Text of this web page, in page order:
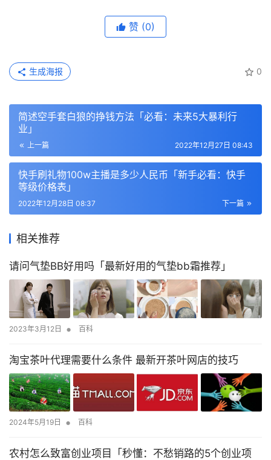
赞 (0)
0
生成海报
简述空手套白狼的挣钱方法「必看：未来5大暴利行
业」
上一篇 2022年12月27日 08:43
快手刷礼物100w主播是多少人民币「新手必看：快手
等级价格表」
下一篇
2022年12月28日 08:37
相关推荐
请问气垫BB好用吗「最新好用的气垫bb霜推荐」
2023年3月12日 • 百科
淘宝茶叶代理需要什么条件 最新开茶叶网店的技巧
2024年5月19日 • 百科
农村怎么致富创业项目「秒懂：不愁销路的5个创业项